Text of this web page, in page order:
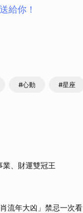
給你！
#心動 #星座
、財運雙冠王
流年大凶」禁忌一次看